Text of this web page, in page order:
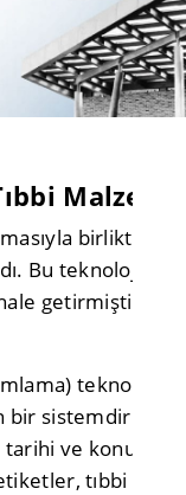
birlikte,
Bu teknoloji,
getirmiştir.
bir sistemdir.
tarihi ve konumu
tıbbi